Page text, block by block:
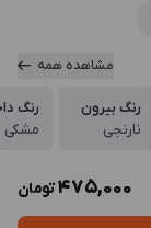
مشاهده همه
رنگ بیرون
نارنجی
رنگ
مشکی
475,000تومان